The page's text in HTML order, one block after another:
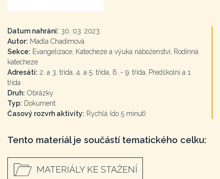
Datum nahrání: 30. 03. 2023
Autor: Madla Chadimová
Sekce: Evangelizace, Katecheze a výuka náboženství, Rodinná
katecheze
Adresáti: 2. a 3. třída, 4. a 5. třída, 6. - 9. třída, Předškolní a 1.
třída
Druh: Obrázky
Typ: Dokument
Časový rozvrh aktivity: Rychlá (do 5 minut)
Tento materiál je součástí tematického celku:
MATERIÁLY KE STAŽENÍ